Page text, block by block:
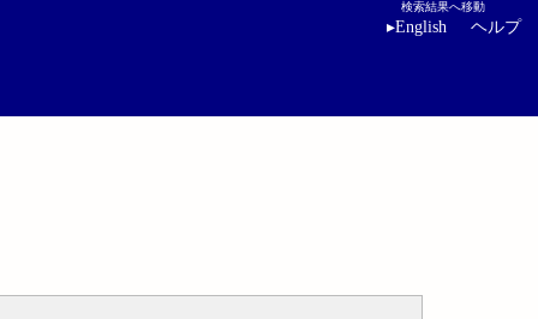
検索結果へ移動
▸English ヘルプ